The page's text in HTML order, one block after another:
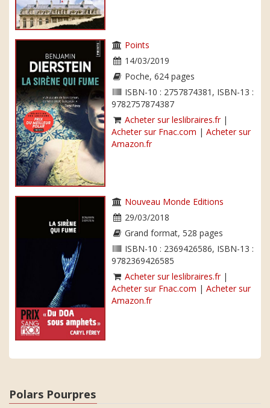
Points
14/03/2019
Poche, 624 pages
ISBN-10 : 2757874381, ISBN-13 :
9782757874387
Acheter sur leslibraires.fr|
Acheter sur Fnac.com | Acheter sur
Amazon.fr
Nouveau Monde Editions
29/03/2018
Grand format, 528 pages
ISBN-10 : 2369426586, ISBN-13 :
9782369426585
Acheter sur leslibraires.fr|
Acheter sur Fnac.com | Acheter sur
Amazon.fr
Polars Pourpres